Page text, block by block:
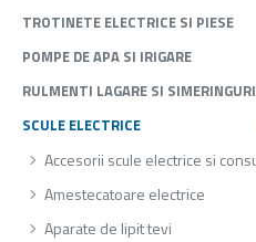
TROTINETE ELECTRICE SI PIESE
POMPE DE APA SI IRIGARE
RULMENTI LAGARE SI SIMERINGURI
SCULE ELECTRICE
Amestecatoare electrice
Aparate de lipit tevi